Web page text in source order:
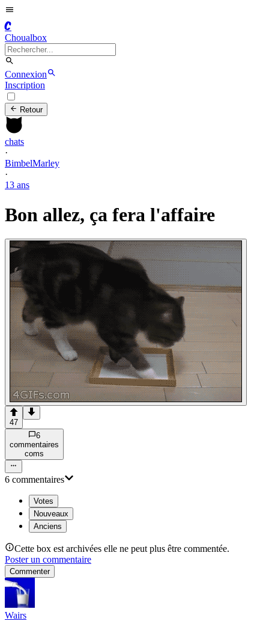
C
Choualbox
Connexion
Inscription
Retour
chats
·
BimbelMarley
·
13 ans
Bon allez, ça fera l'affaire
47
6
commentaires
coms
6 commentaires
Votes
Nouveaux
Anciens
Cette box est archivées elle ne peut plus être commentée.
Poster un commentaire
Commenter
Wairs